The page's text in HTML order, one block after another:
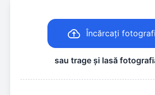
Încărcați
sau trage și lasă